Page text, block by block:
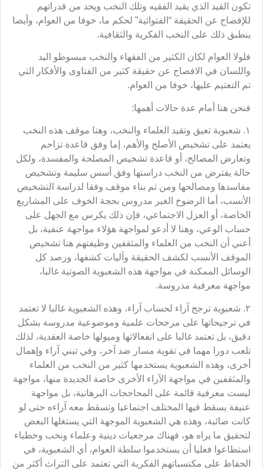
تكون القيد الذي يقيد الفقيه وتلك النخب ويحد من قدراتهم
للإفصاح عن الحقيقة “الفتوائية” لحكم ما، خوفا من العوام، وأيضا
ينطبق ذلك على النخب الفكرية والثقافية.
فلولا العوام لكان الكثير من الفقهاء والنخب مبسوطو اليد
واللسان في الافصاح عن حقيقة كثير من الفتاوى والأفكار التي
تم التعتيم عليها، خوفا من العوام.
فنحن هنا أمام عدة حالات أهمها:
١. شعبوية تعيق وتقيد العلماء والنخب، وهنا موقف هذه النخب
يعتمد على تشخيص الأصلح والأهم، إما وفق قاعدة تزاحم
وتعارض المصالح، أو قاعدة تشخيص المصلحة والمفسدة، ولكل
حالة يفترض من النخب دراستها وفق أسس سليمة وتشخيص
مفاسدها ومصالحها ومن ثم بناء موقف وفقا لدراسة التشخيص
الأنسب، أما الرضوخ الغير مدروس بحجة الخوف على المشاريع
الخاصة، أو العزل الاجتماعي، فإن ذلك يكرس مع الجهل على
حساب الوعي، وهنا لا أدعو لمواجهة هؤلاء مواجهة عنفية، بل
أعني أن النخب من العلماء والمثقفين وظيفتهم هنا تشخيص
الموقف الأنسب لكشف الحقيقة وآليات كشفها، ورصد كل
الوسائل الممكنة في مواجهة هذه الشعبوية الصوتية غالبا،
مواجهة معرفية مدروسة.
٢. شعبوية ترجح آراء لحساب آراء، وهذه الشعبوية غالبا لا تعتمد
في ترجيحاتها على مرجحات علمية وموضوعية مدروسة بشكل
دقيق، بل تعتمد غالبا على انفعالاتها وميولها خاصة العقدية، لذلك
تلعب دورا مهما في تقوية مسار ضد آخر، وفي تبني آراء وإهمال
أخرى، وهذه الشعبوية يستخدمها كثير من النخب من العلماء
والمثقفين في مواجهة الآراء الأخرى خاصة الجديدة منها، مواجهة
ليست معرفية قائمة على المحاججات البرهانية، بل مواجهة
عنيفة يسقط فيها المختلف اجتماعيا وتسقط معه آراءه حتى لو
كانت صائبة، وهذه هي الشعبوية الموجهة التي يستغلها البعض
لتحقيق ما يراه هو، فهناك مرجعيات دينية وعلماء ونخب وخطباء
استطاعوا فعليا أن يستخدموا سلطة العوام، أي الشعبوية، في
الحفاظ على مكتسباتهم الفكرية التي تعتمد على التراث أكثر من